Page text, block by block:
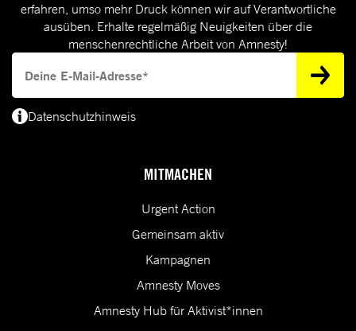
MITMACHEN
Urgent Action
Gemeinsam aktiv
Kampagnen
Amnesty Moves
Amnesty Hub für Aktivist*innen
erfahren, umso mehr Druck können wir auf Verantwortliche
ausüben. Erhalte regelmäßig Neuigkeiten über die
menschenrechtliche Arbeit von Amnesty!
Datenschutzhinweis